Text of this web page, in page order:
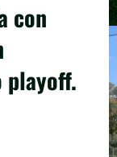
con
playoff.